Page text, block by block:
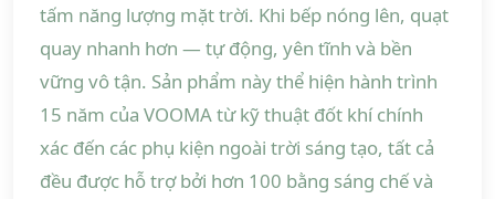
tấm năng lượng mặt trời. Khi bếp nóng lên, quạt
quay nhanh hơn — tự động, yên tĩnh và bền
vững vô tận. Sản phẩm này thể hiện hành trình
15 năm của VOOMA từ kỹ thuật đốt khí chính
xác đến các phụ kiện ngoài trời sáng tạo, tất cả
đều được hỗ trợ bởi hơn 100 bằng sáng chế và